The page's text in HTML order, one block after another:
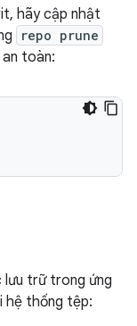
hãy cập nhật
repo prune
toàn:
trữ trong ứng
hệ thống tệp: